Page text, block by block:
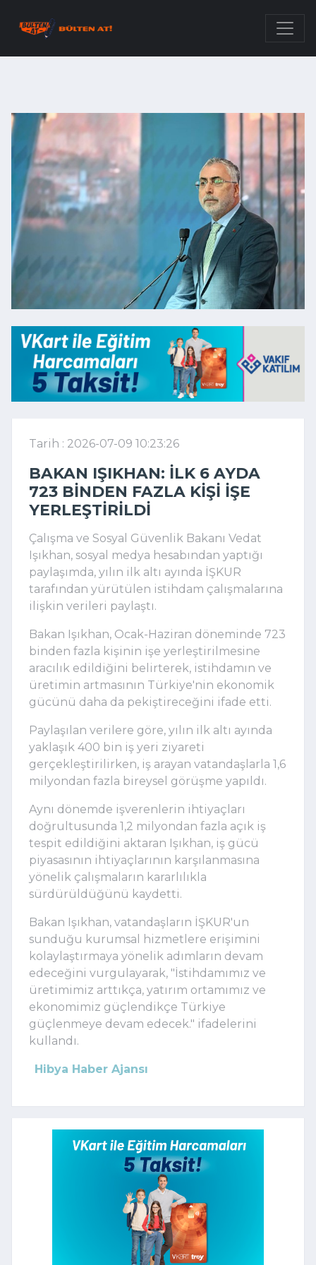
Tarih : 2026-07-09 10:23:26
BAKAN IŞIKHAN: İLK 6 AYDA
723 BINDEN FAZLA KIŞI IŞE
YERLEŞTIRILDI
Çalışma ve Sosyal Güvenlik Bakanı Vedat
Işıkhan, sosyal medya hesabından yaptığı
paylaşımda, yılın ilk altı ayında İŞKUR
tarafından yürütülen istihdam çalışmalarına
ilişkin verileri paylaştı.
Bakan Işıkhan, Ocak-Haziran döneminde 723
binden fazla kişinin işe yerleştirilmesine
aracılık edildiğini belirterek, istihdamın ve
üretimin artmasının Türkiye'nin ekonomik
gücünü daha da pekiştireceğini ifade etti.
Paylaşılan verilere göre, yılın ilk altı ayında
yaklaşık 400 bin iş yeri ziyareti
gerçekleştirilirken, iş arayan vatandaşlarla 1,6
milyondan fazla bireysel görüşme yapıldı.
Aynı dönemde işverenlerin ihtiyaçları
doğrultusunda 1,2 milyondan fazla açık iş
tespit edildiğini aktaran Işıkhan, iş gücü
piyasasının ihtiyaçlarının karşılanmasına
yönelik çalışmaların kararlılıkla
sürdürüldüğünü kaydetti.
Bakan Işıkhan, vatandaşların İŞKUR'un
sunduğu kurumsal hizmetlere erişimini
kolaylaştırmaya yönelik adımların devam
edeceğini vurgulayarak, "İstihdamımız ve
üretimimiz arttıkça, yatırım ortamımız ve
ekonomimiz güçlendikçe Türkiye
güçlenmeye devam edecek." ifadelerini
kullandı.
Hibya Haber Ajansı